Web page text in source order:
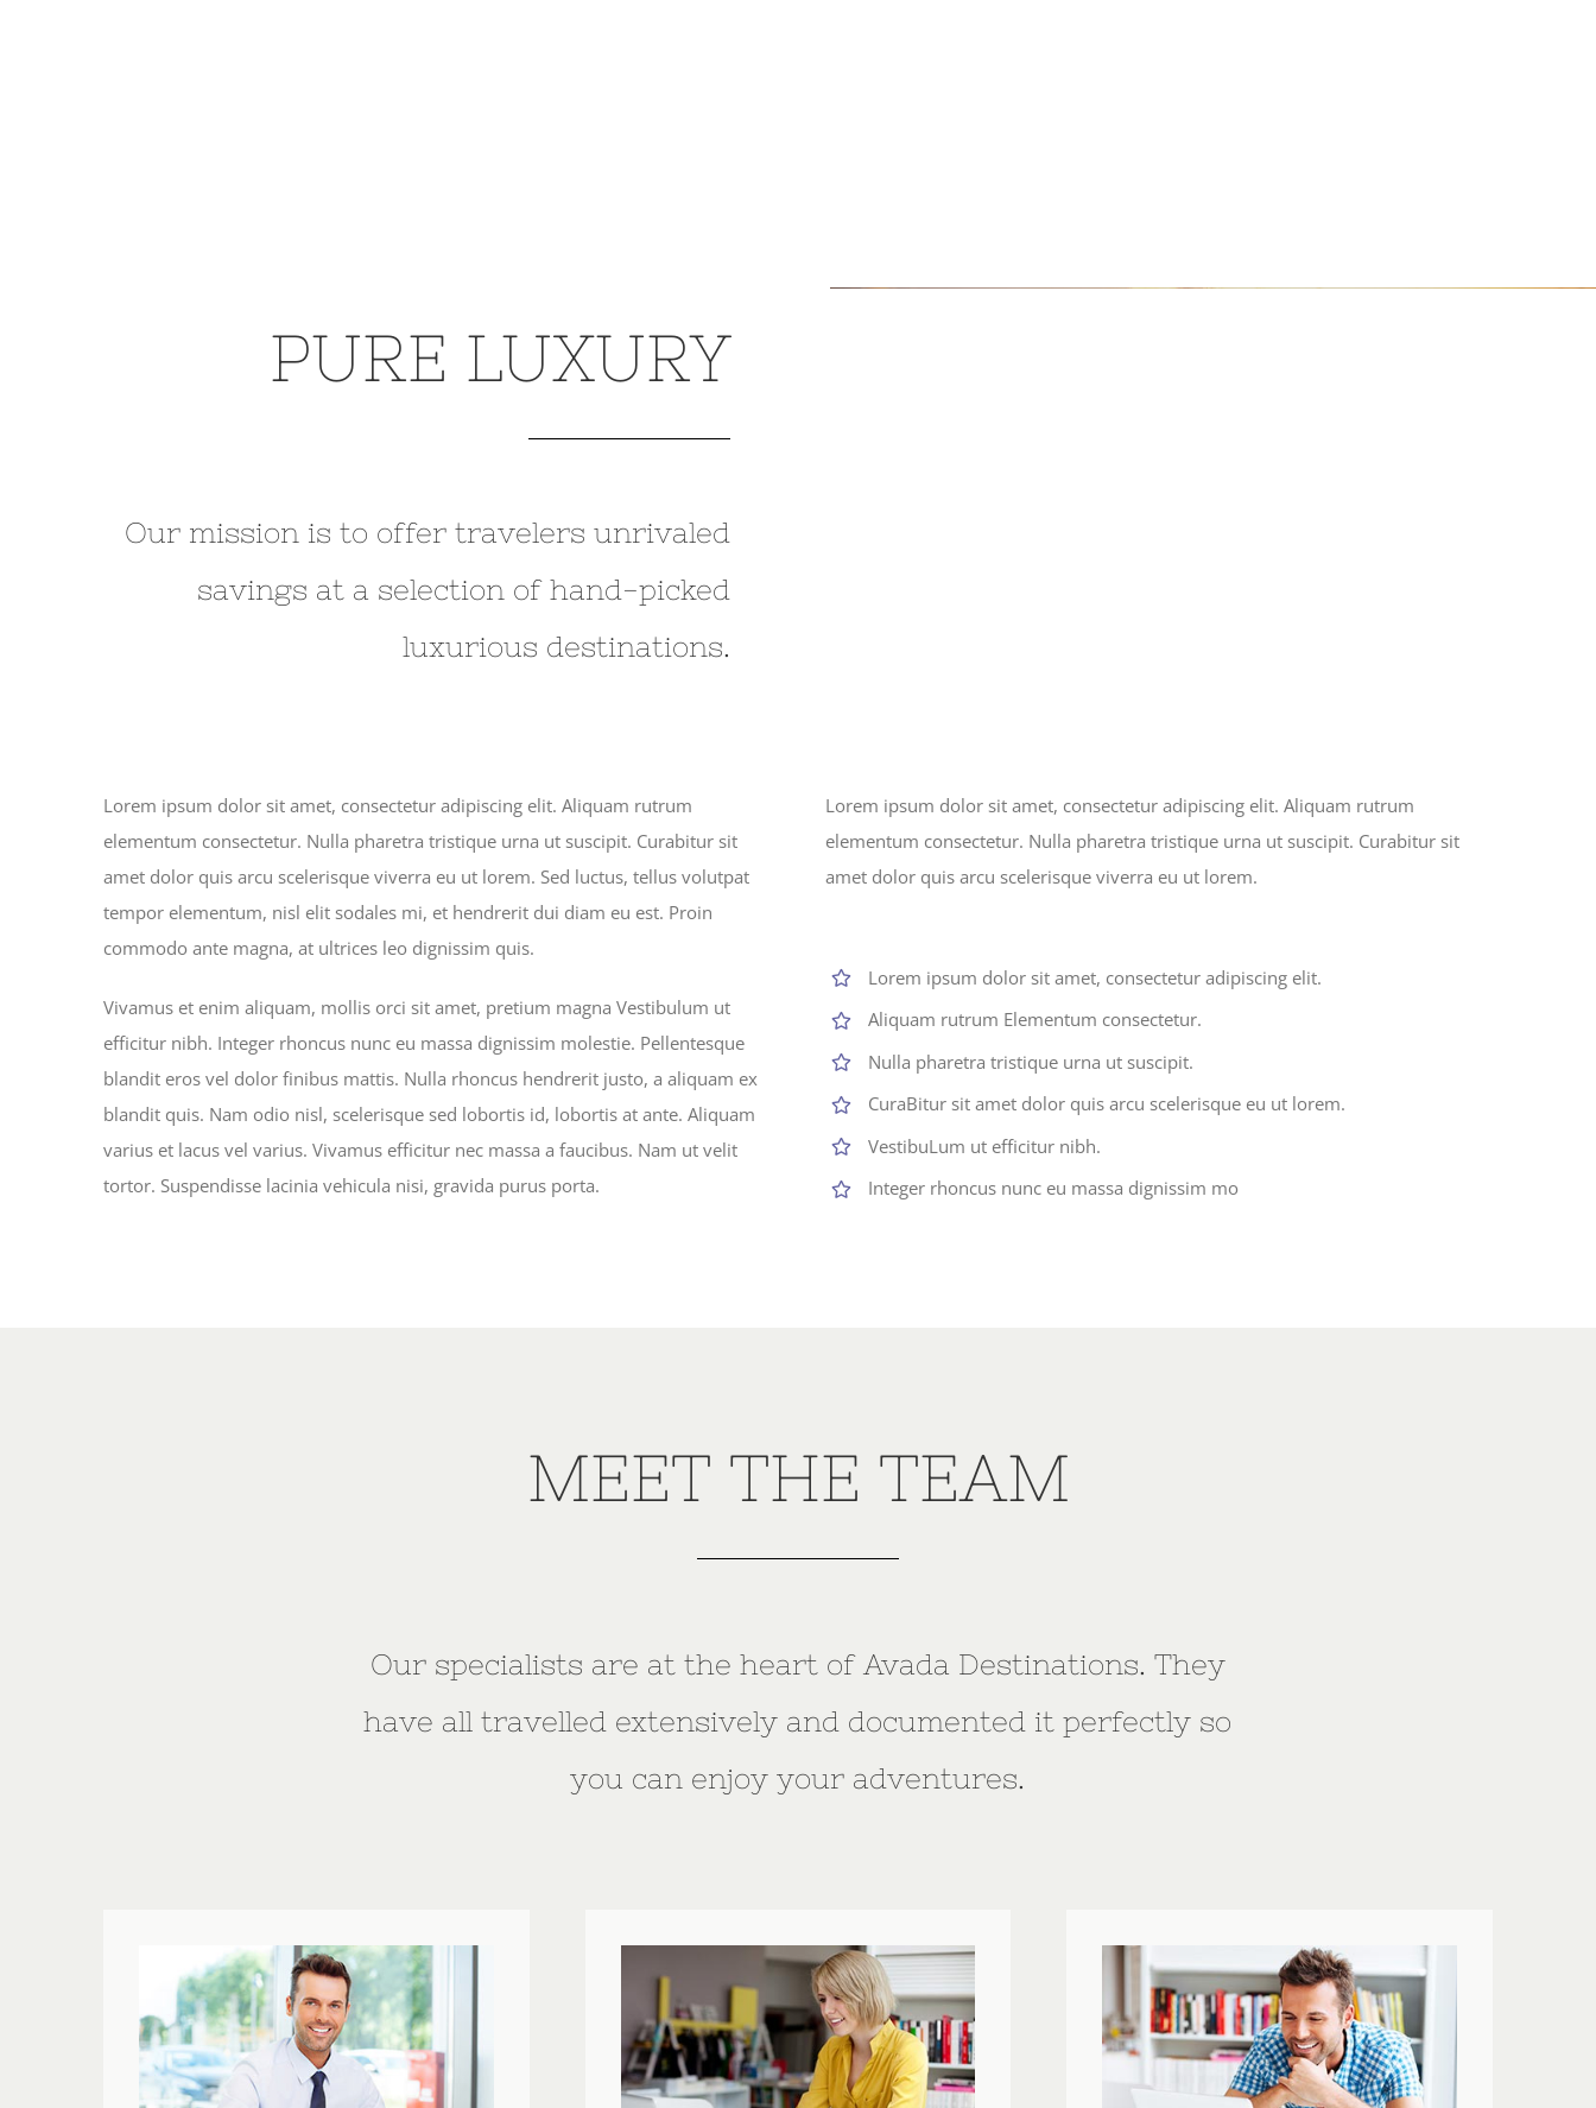
PURE LUXURY
Our mission is to offer travelers unrivaled
savings at a selection of hand-picked
luxurious destinations.
Lorem ipsum dolor sit amet, consectetur adipiscing elit. Aliquam rutrum
elementum consectetur. Nulla pharetra tristique urna ut suscipit. Curabitur sit
amet dolor quis arcu scelerisque viverra eu ut lorem. Sed luctus, tellus volutpat
tempor elementum, nisl elit sodales mi, et hendrerit dui diam eu est. Proin
commodo ante magna, at ultrices leo dignissim quis.
Vivamus et enim aliquam, mollis orci sit amet, pretium magna Vestibulum ut
efficitur nibh. Integer rhoncus nunc eu massa dignissim molestie. Pellentesque
blandit eros vel dolor finibus mattis. Nulla rhoncus hendrerit justo, a aliquam ex
blandit quis. Nam odio nisl, scelerisque sed lobortis id, lobortis at ante. Aliquam
varius et lacus vel varius. Vivamus efficitur nec massa a faucibus. Nam ut velit
tortor. Suspendisse lacinia vehicula nisi, gravida purus porta.
Lorem ipsum dolor sit amet, consectetur adipiscing elit. Aliquam rutrum
elementum consectetur. Nulla pharetra tristique urna ut suscipit. Curabitur sit
amet dolor quis arcu scelerisque viverra eu ut lorem.
Lorem ipsum dolor sit amet, consectetur adipiscing elit.
Aliquam rutrum Elementum consectetur.
Nulla pharetra tristique urna ut suscipit.
CuraBitur sit amet dolor quis arcu scelerisque eu ut lorem.
VestibuLum ut efficitur nibh.
Integer rhoncus nunc eu massa dignissim mo
MEET THE TEAM
Our specialists are at the heart of Avada Destinations. They
have all travelled extensively and documented it perfectly so
you can enjoy your adventures.